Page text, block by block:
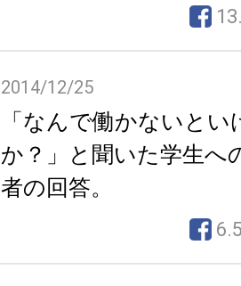
2014/12/25
「なんで働かないと
か？」と聞いた学生へ
者の回答。